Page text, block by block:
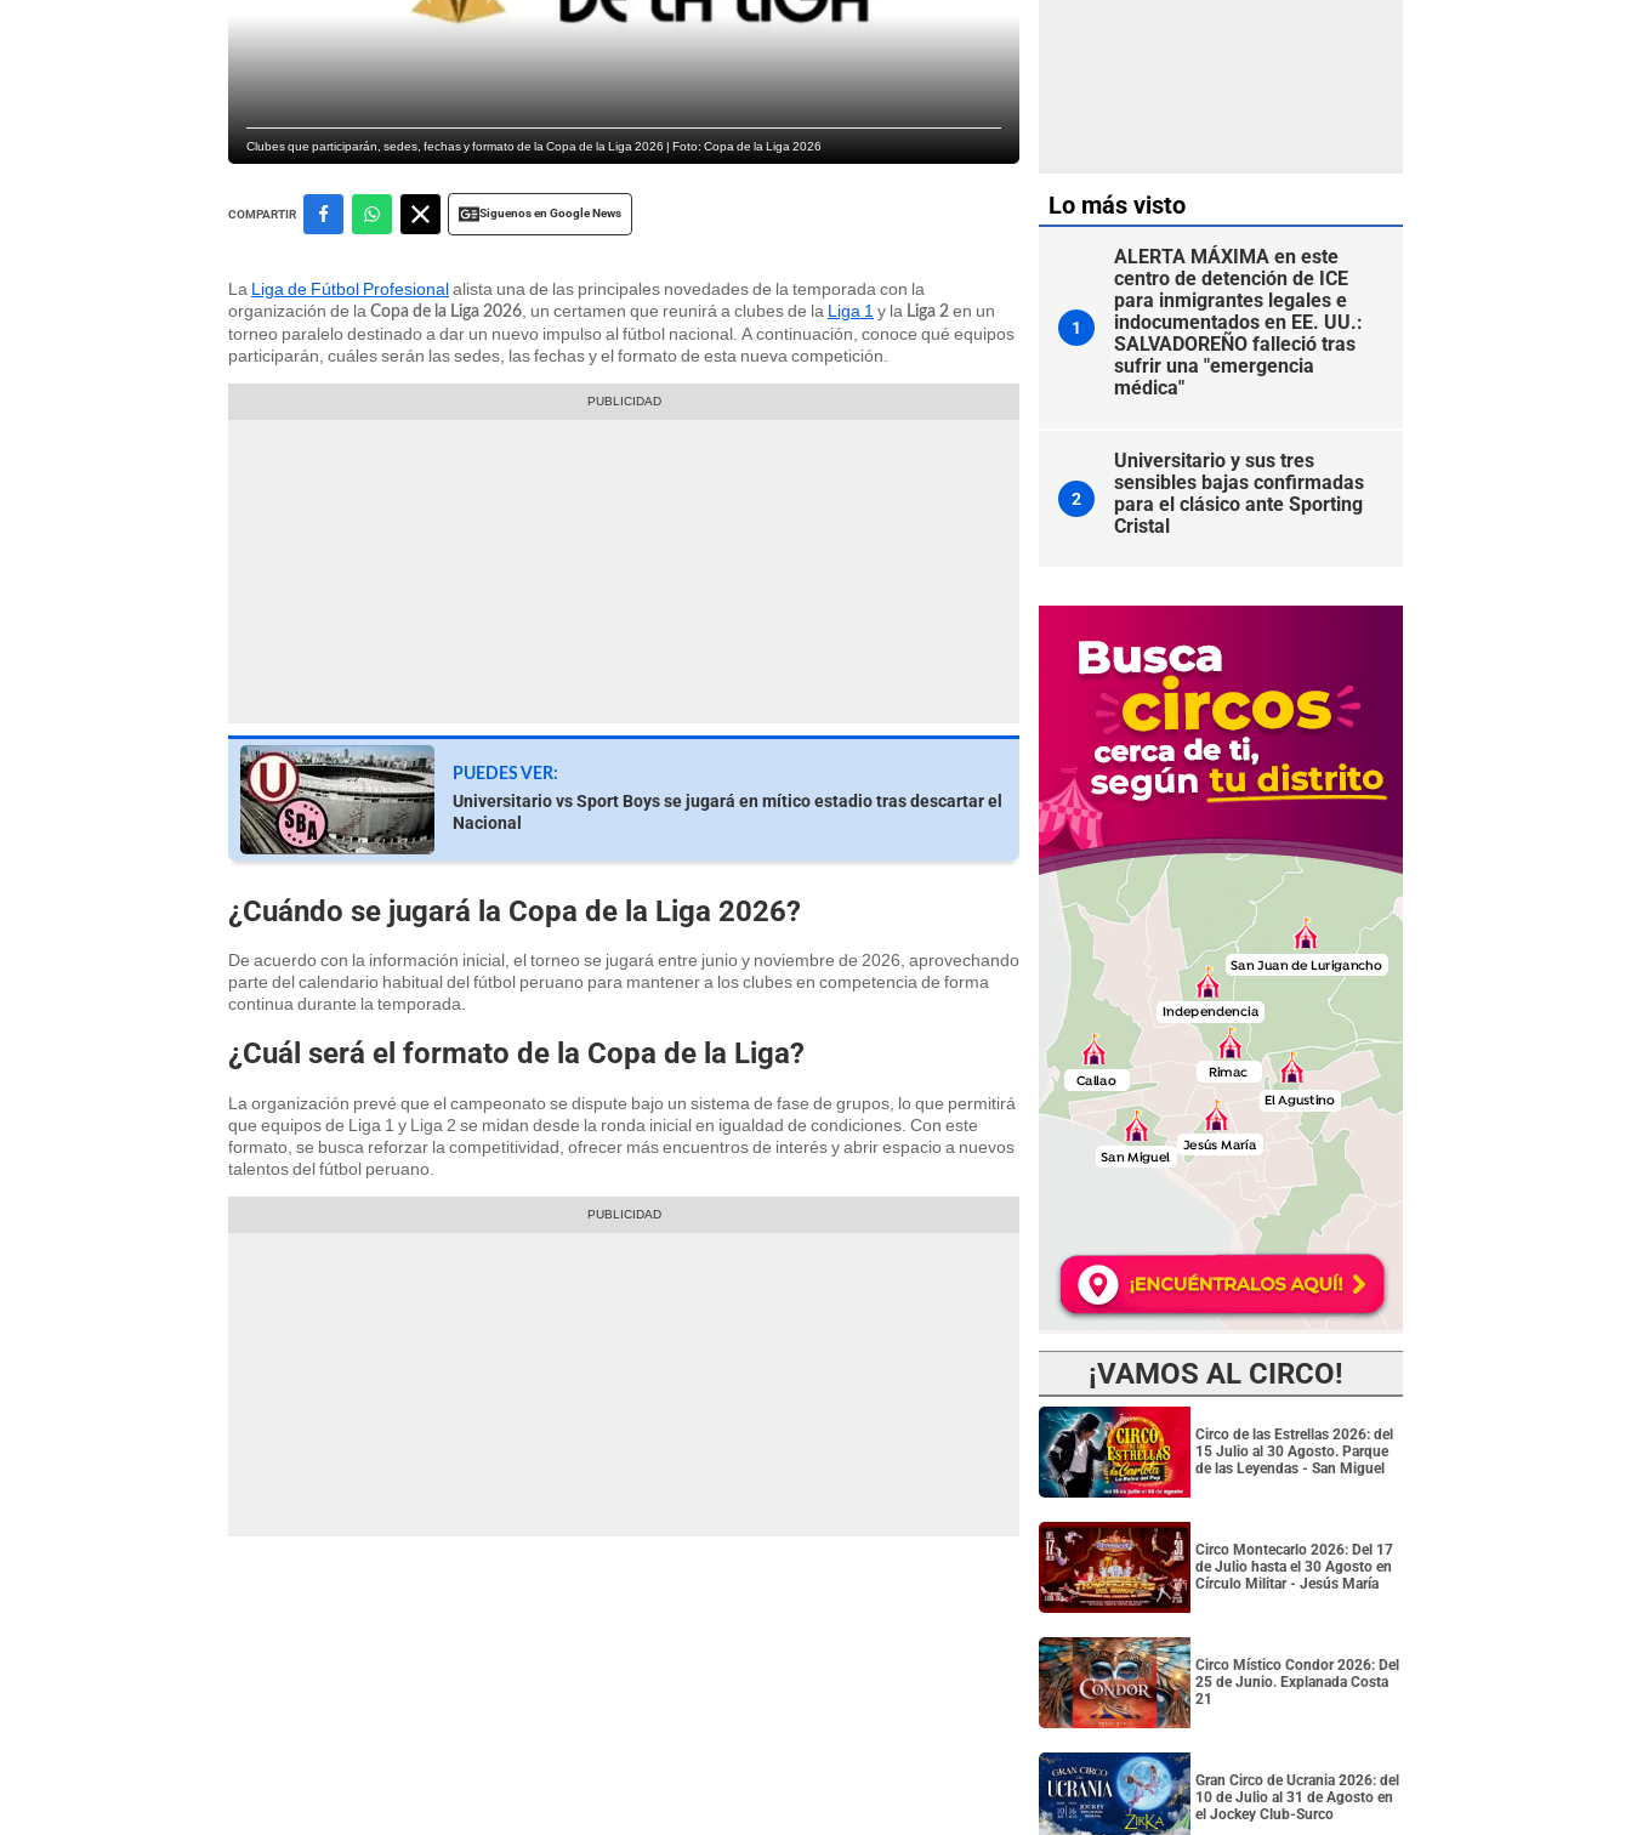
Clubes que participarán, sedes, fechas y formato de la Copa de la Liga 2026 | Foto: Copa de la Liga 2026
COMPARTIR Siguenos en Google News
La Liga de Fútbol Profesionalalista una de las principales novedades de la temporada con la
organización de la Copa de la Liga 2026 , un certamen que reunirá a clubes de la Liga 1 y la Liga 2 en un
torneo paralelo destinado a dar un nuevo impulso al fútbol nacional. A continuación, conoce qué equipos
participarán, cuáles serán las sedes, las fechas y el formato de esta nueva competición.
PUEDES VER:
Universitario vs Sport Boys se jugará en mítico estadio tras descartar el
Nacional
¿Cuándo se jugará la Copa de la Liga 2026?
De acuerdo con la información inicial, el torneo se jugará entre junio y noviembre de 2026, aprovechando
parte del calendario habitual del fútbol peruano para mantener a los clubes en competencia de forma
continua durante la temporada.
¿Cuál será el formato de la Copa de la Liga?
La organización prevé que el campeonato se dispute bajo un sistema de fase de grupos, lo que permitirá
que equipos de Liga 1 y Liga 2 se midan desde la ronda inicial en igualdad de condiciones. Con este
formato, se busca reforzar la competitividad, ofrecer más encuentros de interés y abrir espacio a nuevos
talentos del fútbol peruano.
Lo más visto
1
ALERTA MÁXIMA en este
centro de detención de ICE
para inmigrantes legales e
indocumentados en EE. UU.:
SALVADOREÑO falleció tras
sufrir una "emergencia
médica"
2
Universitario y sus tres
sensibles bajas confirmadas
para el clásico ante Sporting
Cristal
¡VAMOS AL CIRCO!
Circo de las Estrellas 2026: del
15 Julio al 30 Agosto. Parque
de las Leyendas - San Miguel
Circo Montecarlo 2026: Del 17
de Julio hasta el 30 Agosto en
Círculo Militar - Jesús María
Circo Místico Condor 2026: Del
25 de Junio. Explanada Costa
21
Gran Circo de Ucrania 2026: del
10 de Julio al 31 de Agosto en
el Jockey Club-Surco